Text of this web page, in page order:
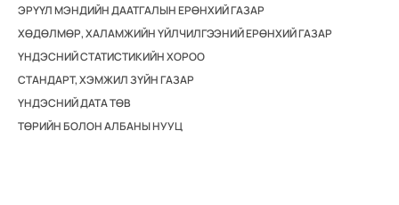
ЭРҮҮЛ МЭНДИЙН ДААТГАЛЫН ЕРӨНХИЙ ГАЗАР
ХӨДӨЛМӨР, ХАЛАМЖИЙН ҮЙЛЧИЛГЭЭНИЙ ЕРӨНХИЙ ГАЗАР
ҮНДЭСНИЙ СТАТИСТИКИЙН ХОРОО
СТАНДАРТ, ХЭМЖИЛ ЗҮЙН ГАЗАР
ҮНДЭСНИЙ ДАТА ТӨВ
ТӨРИЙН БОЛОН АЛБАНЫ НУУЦ